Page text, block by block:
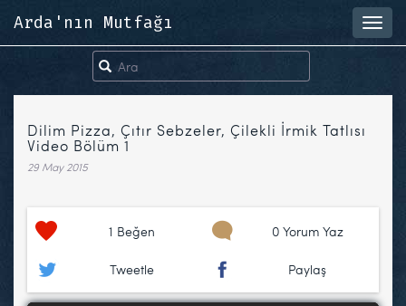
Arda'nın Mutfağı
Dilim Pizza, Çıtır Sebzeler, Çilekli İrmik Tatlısı
Video Bölüm 1
29 May 2015
1 Beğen 0 Yorum Yaz
Tweetle Paylaş